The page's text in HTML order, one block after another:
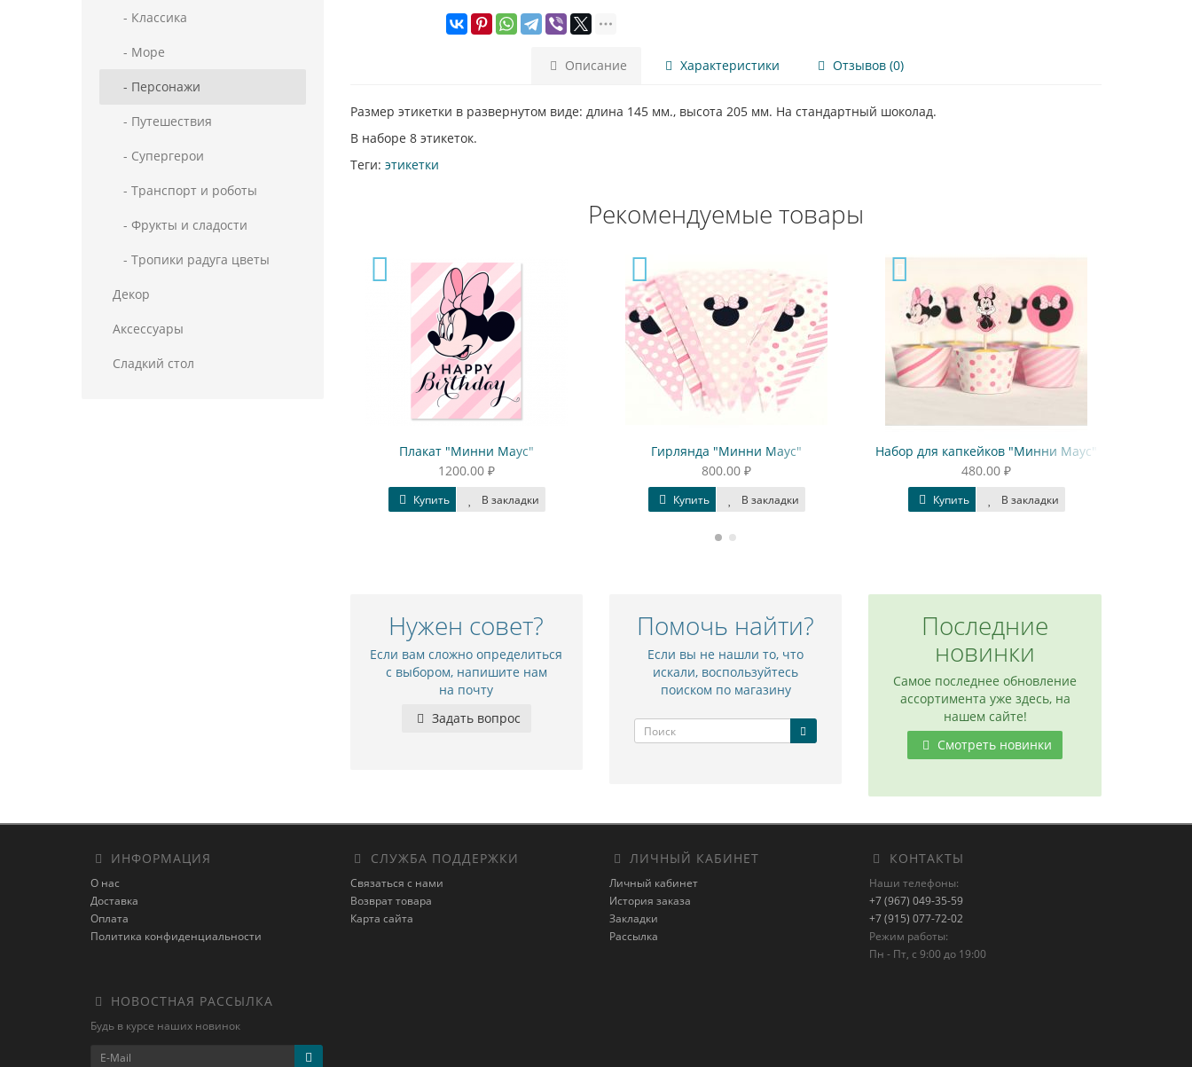
- Классика
- Море
- Персонажи
- Путешествия
- Супергерои
- Транспорт и роботы
- Фрукты и сладости
- Тропики радуга цветы
Декор
Аксессуары
Сладкий стол
Описание Характеристики Отзывов (0)
Размер этикетки в развернутом виде: длина 145 мм., высота 205 мм. На стандартный шоколад.
В наборе 8 этикеток.
Теги: этикетки
Рекомендуемые товары
Плакат "Минни Маус"
1200.00 ₽
Купить В закладки
Гирлянда "Минни Маус"
800.00 ₽
Купить В закладки
Набор для капкейков "Минни Маус"
480.00 ₽
Купить В закладки
Нужен совет?
Если вам сложно определиться
с выбором, напишите нам
на почту
Задать вопрос
Помочь найти?
Если вы не нашли то, что
искали, воспользуйтесь
поиском по магазину
Последние
новинки
Самое последнее обновление
ассортимента уже здесь, на
нашем сайте!
Смотреть новинки
ИНФОРМАЦИЯ
О нас
Доставка
Оплата
Политика конфиденциальности
СЛУЖБА ПОДДЕРЖКИ
Связаться с нами
Возврат товара
Карта сайта
ЛИЧНЫЙ КАБИНЕТ
Личный кабинет
История заказа
Закладки
Рассылка
КОНТАКТЫ
Наши телефоны:
+7 (967) 049-35-59
+7 (915) 077-72-02
Режим работы:
Пн - Пт, с 9:00 до 19:00
НОВОСТНАЯ РАССЫЛКА
Будь в курсе наших новинок